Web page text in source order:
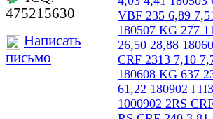
475215630
Написать
письмо